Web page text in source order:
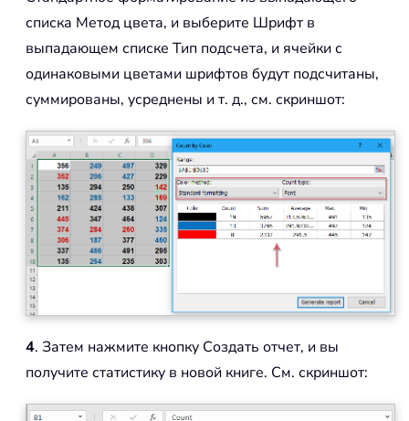
списка Метод цвета, и выберите Шрифт в
выпадающем списке Тип подсчета, и ячейки с
одинаковыми цветами шрифтов будут подсчитаны,
суммированы, усреднены и т. д., см. скриншот:
4. Затем нажмите кнопку Создать отчет, и вы
получите статистику в новой книге. См. скриншот: